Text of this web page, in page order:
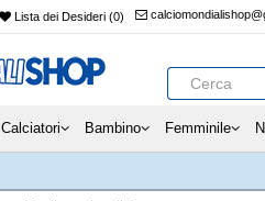
Lista dei Desideri (0)
Calciatori Bambino Femminile